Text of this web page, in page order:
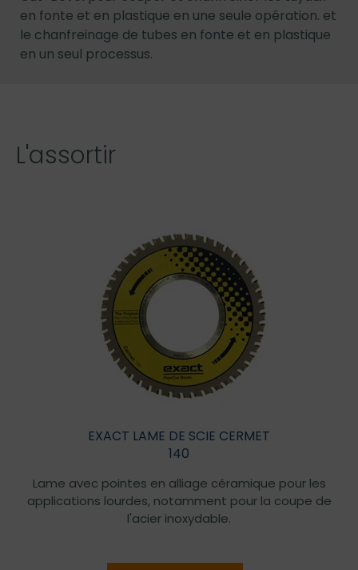
en fonte et en plastique en une seule opération. et
le chanfreinage de tubes en fonte et en plastique
en un seul processus.
L'assortir
EXACT LAME DE SCIE CERMET
140
Lame avec pointes en alliage céramique pour les
applications lourdes, notamment pour la coupe de
l'acier inoxydable.